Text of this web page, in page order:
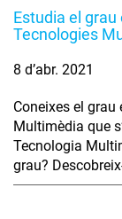
Estudia el grau
Tecnologies
8 d’abr. 2021
Coneixes el
Multimèdia que
Tecnologia
grau?